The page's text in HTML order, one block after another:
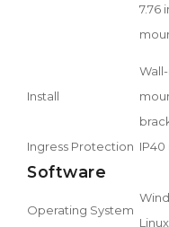
7.76
Install
Ingress Protection IP40
Software
Operating System
Linux